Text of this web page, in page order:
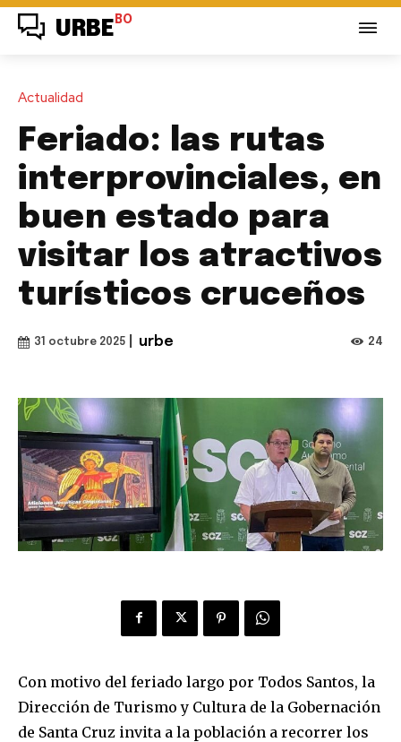
URBE BO
Actualidad
Feriado: las rutas
interprovinciales, en
buen estado para
visitar los atractivos
turísticos cruceños
31 octubre 2025 urbe 24
Con motivo del feriado largo por Todos Santos, la
Dirección de Turismo y Cultura de la Gobernación
de Santa Cruz invita a la población a recorrer los